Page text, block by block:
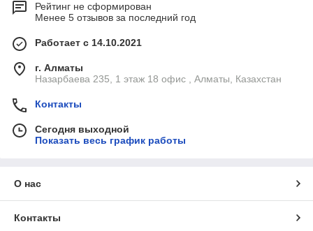
Рейтинг не сформирован
Менее 5 отзывов за последний год
Работает с 14.10.2021
г. Алматы
Назарбаева 235, 1 этаж 18 офис , Алматы, Казахстан
Контакты
Сегодня выходной
Показать весь график работы
О нас
Контакты